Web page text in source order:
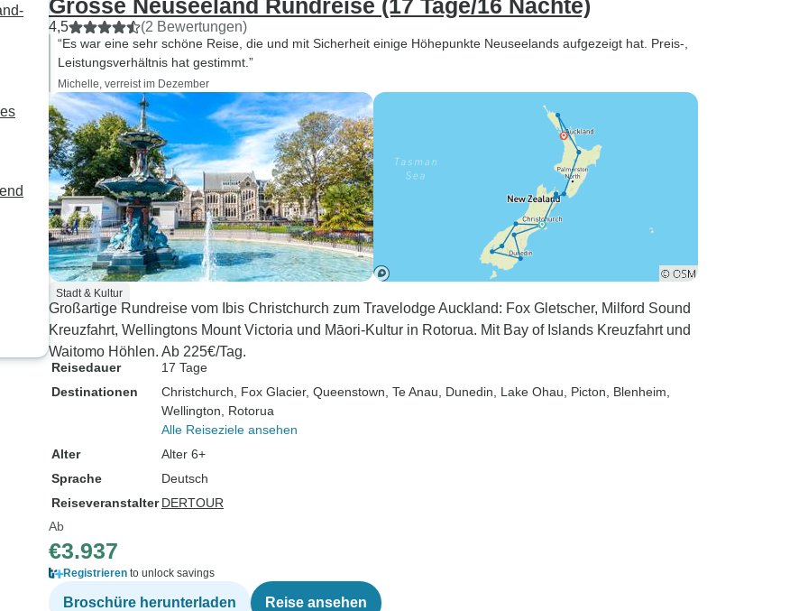
Grosse Neuseeland Rundreise (17 Tage/16 Nachte)
4,5 (2 Bewertungen)
“Es war eine sehr schöne Reise, die und mit Sicherheit einige Höhepunkte Neuseelands aufgezeigt hat. Preis-,
Leistungsverhältnis hat gestimmt.”
Michelle, verreist im Dezember
Stadt & Kultur
Großartige Rundreise vom Ibis Christchurch zum Travelodge Auckland: Fox Gletscher, Milford Sound
Kreuzfahrt, Wellingtons Mount Victoria und Māori-Kultur in Rotorua. Mit Bay of Islands Kreuzfahrt und
Waitomo Höhlen. Ab 225€/Tag.
Reisedauer
17 Tage
Destinationen
Christchurch , Fox Glacier, Queenstown , Te Anau , Dunedin , Lake Ohau , Picton , Blenheim
Wellington , Rotorua
Alle Reiseziele ansehen
Alter
Alter 6+
Sprache
Deutsch
Reiseveranstalter DERTOUR
Ab
€3.937
Registrieren to unlock savings
Broschüre herunterladen Reise ansehen